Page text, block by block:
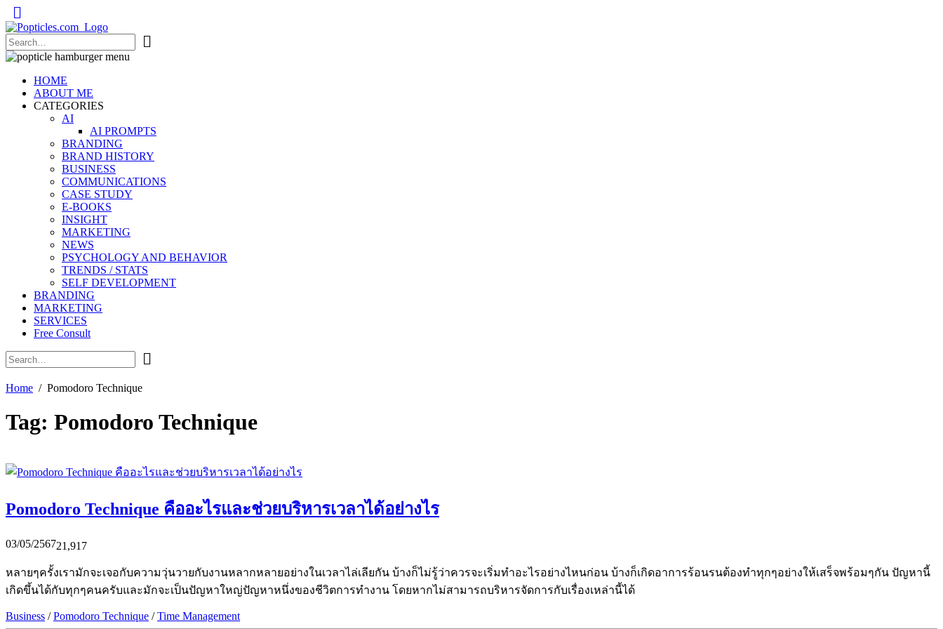
Popticles.com
HOME
ABOUT ME
CATEGORIES
AI
AI PROMPTS
BRANDING
BRAND HISTORY
BUSINESS
COMMUNICATIONS
CASE STUDY
E-BOOKS
INSIGHT
MARKETING
NEWS
PSYCHOLOGY AND BEHAVIOR
TRENDS / STATS
SELF DEVELOPMENT
BRANDING
MARKETING
SERVICES
Free Consult
Home Pomodoro Technique
Tag: Pomodoro Technique
Pomodoro Technique คืออะไรและช่วยบริหารเวลาได้อย่างไร
03/05/256721,917
หลายๆครั้งเรามักจะเจอกับความวุ่นวายกับงานหลากหลายอย่างในเวลาไล่เลียกัน บ้างก็ไม่รู้ว่าควรจะเริ่มทำอะไรอย่างไหนก่อน บ้างก็เกิดอาการร้อนรนต้องทำทุกๆอย่างให้เสร็จพร้อมๆกัน ปัญหานี้
เกิดขึ้นได้กับทุกๆคนครับและมักจะเป็นปัญหาใหญ่ปัญหาหนึ่งของชีวิตการทำงาน โดยหากไม่สามารถบริหารจัดการกับเรื่องเหล่านี้ได้
Business /Pomodoro Technique /Time Management